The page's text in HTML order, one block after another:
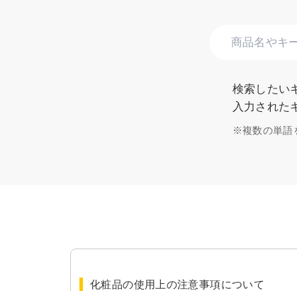
検索したい
入力された
※複数の単語
化粧品の使用上の注意事項について